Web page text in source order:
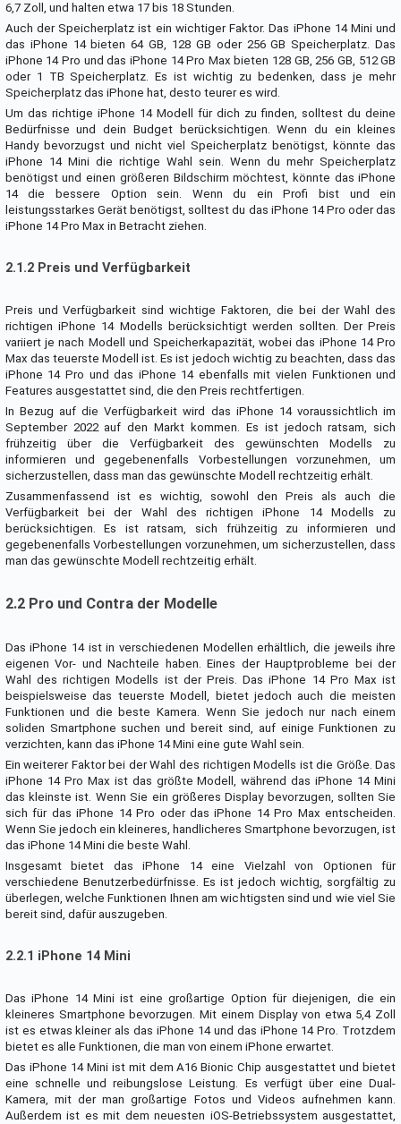
6,7 Zoll, und halten etwa 17 bis 18 Stunden.
Auch der Speicherplatz ist ein wichtiger Faktor. Das iPhone 14 Mini und
das iPhone 14 bieten 64 GB, 128 GB oder 256 GB Speicherplatz. Das
iPhone 14 Pro und das iPhone 14 Pro Max bieten 128 GB, 256 GB, 512 GB
oder 1 TB Speicherplatz. Es ist wichtig zu bedenken, dass je mehr
Speicherplatz das iPhone hat, desto teurer es wird.
Um das richtige iPhone 14 Modell für dich zu finden, solltest du deine
Bedürfnisse und dein Budget berücksichtigen. Wenn du ein kleines
Handy bevorzugst und nicht viel Speicherplatz benötigst, könnte das
iPhone 14 Mini die richtige Wahl sein. Wenn du mehr Speicherplatz
benötigst und einen größeren Bildschirm möchtest, könnte das iPhone
14 die bessere Option sein. Wenn du ein Profi bist und ein
leistungsstarkes Gerät benötigst, solltest du das iPhone 14 Pro oder das
iPhone 14 Pro Max in Betracht ziehen.
2.1.2 Preis und Verfügbarkeit
Preis und Verfügbarkeit sind wichtige Faktoren, die bei der Wahl des
richtigen iPhone 14 Modells berücksichtigt werden sollten. Der Preis
variiert je nach Modell und Speicherkapazität, wobei das iPhone 14 Pro
Max das teuerste Modell ist. Es ist jedoch wichtig zu beachten, dass das
iPhone 14 Pro und das iPhone 14 ebenfalls mit vielen Funktionen und
Features ausgestattet sind, die den Preis rechtfertigen.
In Bezug auf die Verfügbarkeit wird das iPhone 14 voraussichtlich im
September 2022 auf den Markt kommen. Es ist jedoch ratsam, sich
frühzeitig über die Verfügbarkeit des gewünschten Modells zu
informieren und gegebenenfalls Vorbestellungen vorzunehmen, um
sicherzustellen, dass man das gewünschte Modell rechtzeitig erhält.
Zusammenfassend ist es wichtig, sowohl den Preis als auch die
Verfügbarkeit bei der Wahl des richtigen iPhone 14 Modells zu
berücksichtigen. Es ist ratsam, sich frühzeitig zu informieren und
gegebenenfalls Vorbestellungen vorzunehmen, um sicherzustellen, dass
man das gewünschte Modell rechtzeitig erhält.
2.2 Pro und Contra der Modelle
Das iPhone 14 ist in verschiedenen Modellen erhältlich, die jeweils ihre
eigenen Vor- und Nachteile haben. Eines der Hauptprobleme bei der
Wahl des richtigen Modells ist der Preis. Das iPhone 14 Pro Max ist
beispielsweise das teuerste Modell, bietet jedoch auch die meisten
Funktionen und die beste Kamera. Wenn Sie jedoch nur nach einem
soliden Smartphone suchen und bereit sind, auf einige Funktionen zu
verzichten, kann das iPhone 14 Mini eine gute Wahl sein.
Ein weiterer Faktor bei der Wahl des richtigen Modells ist die Größe. Das
iPhone 14 Pro Max ist das größte Modell, während das iPhone 14 Mini
das kleinste ist. Wenn Sie ein größeres Display bevorzugen, sollten Sie
sich für das iPhone 14 Pro oder das iPhone 14 Pro Max entscheiden.
Wenn Sie jedoch ein kleineres, handlicheres Smartphone bevorzugen, ist
das iPhone 14 Mini die beste Wahl.
Insgesamt bietet das iPhone 14 eine Vielzahl von Optionen für
verschiedene Benutzerbedürfnisse. Es ist jedoch wichtig, sorgfältig zu
überlegen, welche Funktionen Ihnen am wichtigsten sind und wie viel Sie
bereit sind, dafür auszugeben.
2.2.1 iPhone 14 Mini
Das iPhone 14 Mini ist eine großartige Option für diejenigen, die ein
kleineres Smartphone bevorzugen. Mit einem Display von etwa 5,4 Zoll
ist es etwas kleiner als das iPhone 14 und das iPhone 14 Pro. Trotzdem
bietet es alle Funktionen, die man von einem iPhone erwartet.
Das iPhone 14 Mini ist mit dem A16 Bionic Chip ausgestattet und bietet
eine schnelle und reibungslose Leistung. Es verfügt über eine Dual-
Kamera, mit der man großartige Fotos und Videos aufnehmen kann.
Außerdem ist es mit dem neuesten iOS-Betriebssystem ausgestattet,